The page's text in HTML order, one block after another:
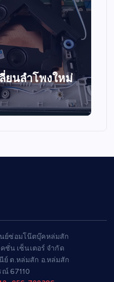
ลี่ยนลำโพงใหม่
ย์ซ่อมโน๊ตบุ๊คหล่มสัก
ชั่น เซ็นเตอร์ จำกัด
ย์ ต.หล่มสัก อ.หล่มสัก
ณ์ 67110